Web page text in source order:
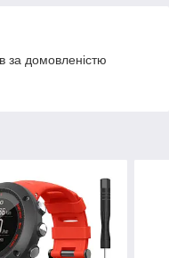
за домовленістю